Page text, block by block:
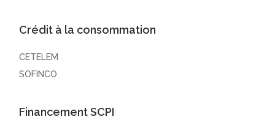
Crédit à la consommation
CETELEM
SOFINCO
Financement SCPI